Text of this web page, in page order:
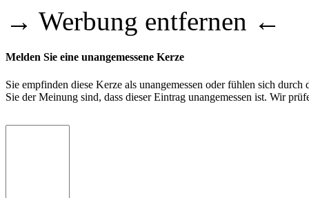
→ Werbung entfernen ←
Melden Sie eine unangemessene Kerze
Sie empfinden diese Kerze als unangemessen oder fühlen sich
Sie der Meinung sind, dass dieser Eintrag unangemessen ist. Wir